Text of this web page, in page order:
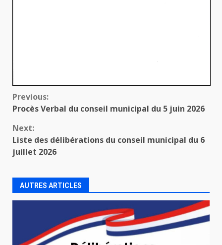
Continue
Previous:
Procès Verbal du conseil municipal du 5 juin 2026
Next:
Liste des délibérations du conseil municipal du 6
juillet 2026
AUTRES ARTICLES